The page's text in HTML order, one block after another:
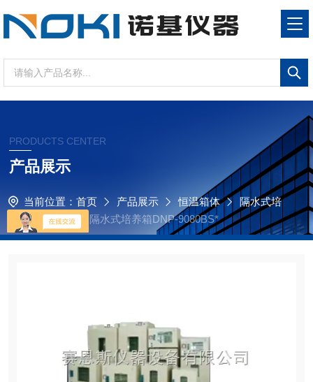
PRODUCTS CENTER
产品展示
当前位置： 首页 产品展示 恒温箱体
隔水式培
养箱
诺基仪器隔水式培养箱DNP-9080BS*